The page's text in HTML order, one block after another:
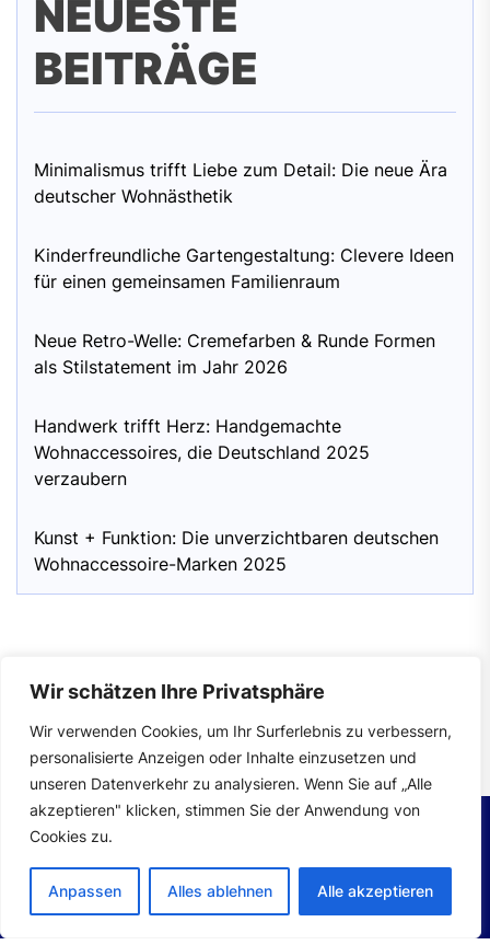
Wir schätzen Ihre Privatsphäre
Wir verwenden Cookies, um Ihr Surferlebnis zu verbessern,
personalisierte Anzeigen oder Inhalte einzusetzen und
unseren Datenverkehr zu analysieren. Wenn Sie auf „Alle
akzeptieren" klicken, stimmen Sie der Anwendung von
Cookies zu.
Anpassen Alles ablehnen Alle akzeptieren
NEUESTE
BEITRÄGE
Minimalismus trifft Liebe zum Detail: Die neue Ära
deutscher Wohnästhetik
Kinderfreundliche Gartengestaltung: Clevere Ideen
für einen gemeinsamen Familienraum
Neue Retro-Welle: Cremefarben & Runde Formen
als Stilstatement im Jahr 2026
Handwerk trifft Herz: Handgemachte
Wohnaccessoires, die Deutschland 2025
verzaubern
Kunst + Funktion: Die unverzichtbaren deutschen
Wohnaccessoire-Marken 2025
Impressum|Datenschutzerklärung
Copyright © 2026 wohntrends.All rights reserved.
Theme: Mahalo By
Themeinwp.Powered byWordPress.